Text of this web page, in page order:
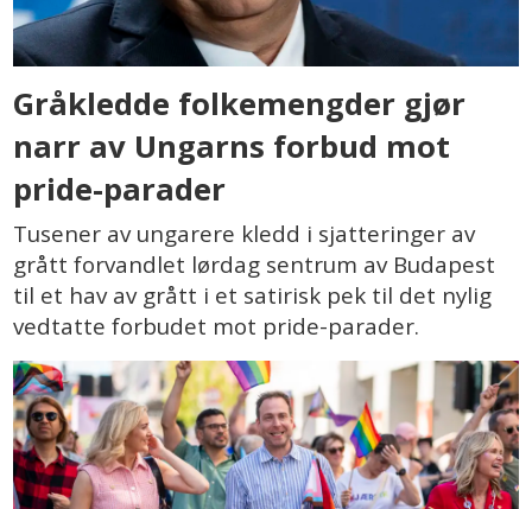
Gråkledde folkemengder gjør
narr av Ungarns forbud mot
pride-parader
Tusener av ungarere kledd i sjatteringer av
grått forvandlet lørdag sentrum av Budapest
til et hav av grått i et satirisk pek til det nylig
vedtatte forbudet mot pride-parader.